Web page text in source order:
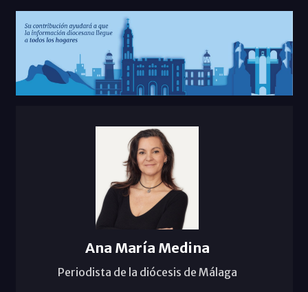
Ana María Medina
Periodista de la diócesis de Málaga